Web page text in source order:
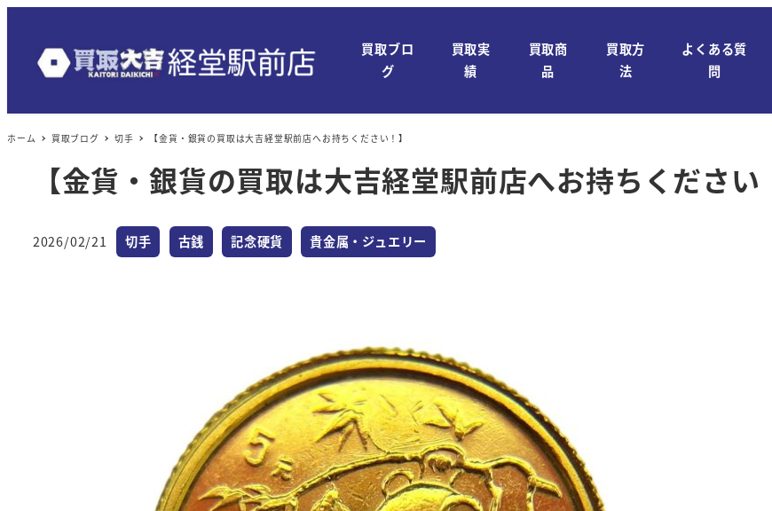
買取ブロ
グ
買取実
績
買取商
品
買取方
法
よくある質
問
ホーム 買取ブログ 切手 【金貨・銀貨の買取は大吉経堂駅前店へお持ちください！】
【金貨・銀貨の買取は大吉経堂駅前店へお持ちください
投稿日
2026/02/21 カテゴリー
切手 カテゴリー
古銭 カテゴリー
記念硬貨 カテゴリー
貴金属・ジュエリー